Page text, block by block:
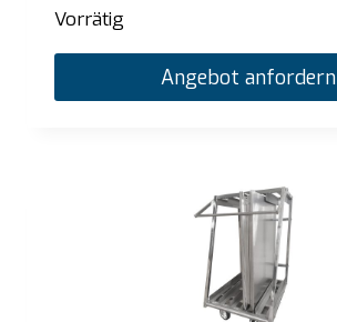
Vorrätig
Angebot anfordern